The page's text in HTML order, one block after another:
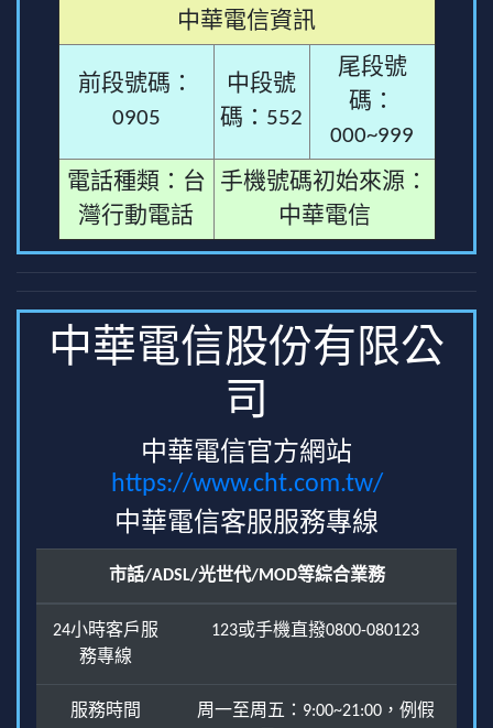
中華電信資訊
前段號碼：
0905
中段號
碼：552
尾段號
碼：
000~999
電話種類：台
灣行動電話
手機號碼初始來源：
中華電信
中華電信股份有限公
司
中華電信官方網站
https://www.cht.com.tw/
中華電信客服服務專線
市話/ADSL/光世代/MOD等綜合業務
24小時客戶服
務專線
123或手機直撥0800-080123
服務時間
周一至周五：9:00~21:00，例假